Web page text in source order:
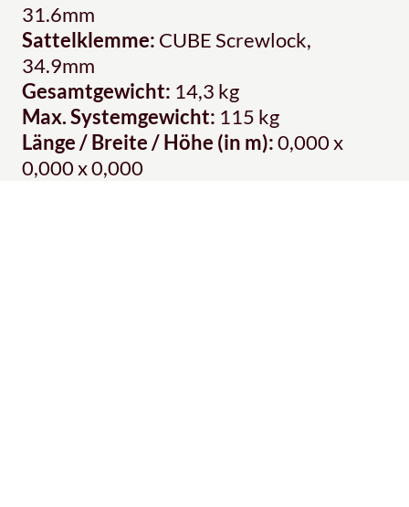
31.6mm
Sattelklemme: CUBE Screwlock,
34.9mm
Gesamtgewicht: 14,3 kg
Max. Systemgewicht: 115 kg
Länge / Breite / Höhe (in m):0,000 x
0,000 x 0,000